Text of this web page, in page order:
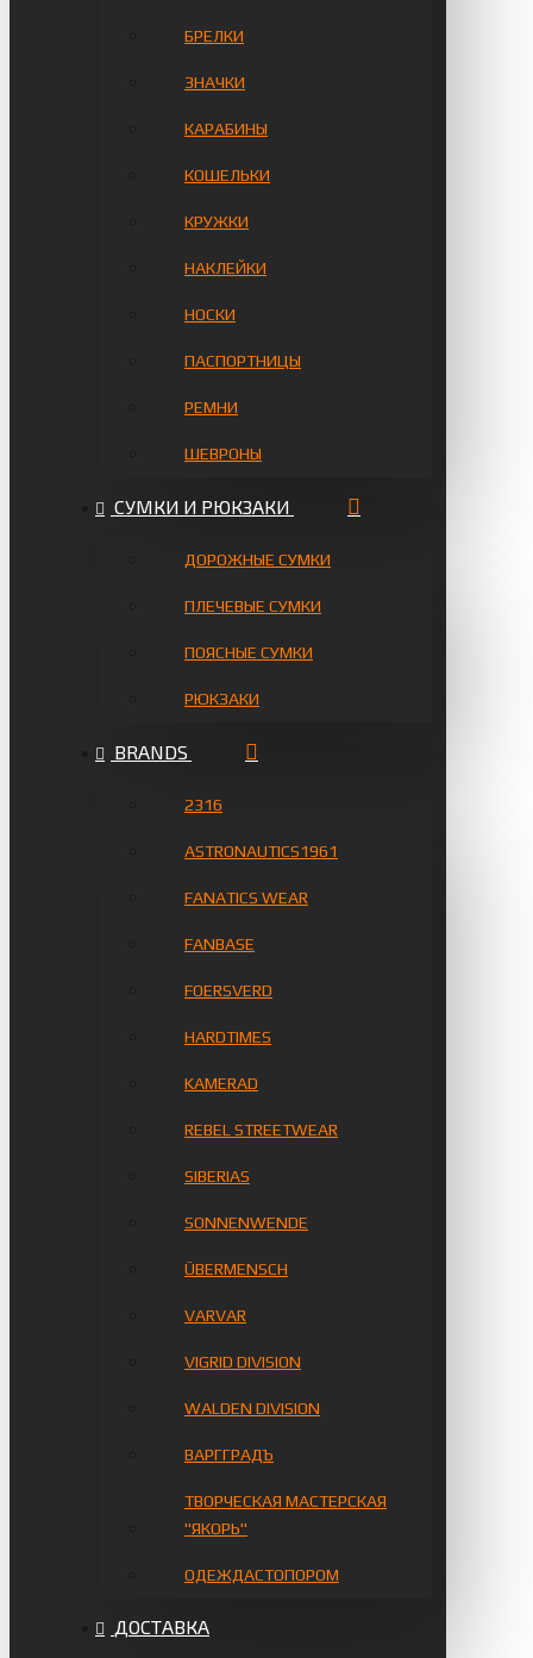
БРЕЛКИ
ЗНАЧКИ
КАРАБИНЫ
КОШЕЛЬКИ
КРУЖКИ
НАКЛЕЙКИ
НОСКИ
ПАСПОРТНИЦЫ
РЕМНИ
ШЕВРОНЫ
СУМКИ И РЮКЗАКИ
ДОРОЖНЫЕ СУМКИ
ПЛЕЧЕВЫЕ СУМКИ
ПОЯСНЫЕ СУМКИ
РЮКЗАКИ
BRANDS
2316
ASTRONAUTICS1961
FANATICS WEAR
FANBASE
FOERSVERD
HARDTIMES
KAMERAD
REBEL STREETWEAR
SIBERIAS
SONNENWENDE
ÜBERMENSCH
VARVAR
VIGRID DIVISION
WALDEN DIVISION
ВАРГГРАДЪ
ТВОРЧЕСКАЯ МАСТЕРСКАЯ
"ЯКОРЬ"
ОДЕЖДАСТОПОРОМ
ДОСТАВКА